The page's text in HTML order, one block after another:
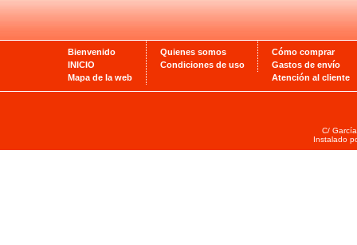
Bienvenido
INICIO
Mapa de la web
Quienes somos
Condiciones de uso
Cómo comprar
Gastos de envío
Atención al cliente
C/
Instalado